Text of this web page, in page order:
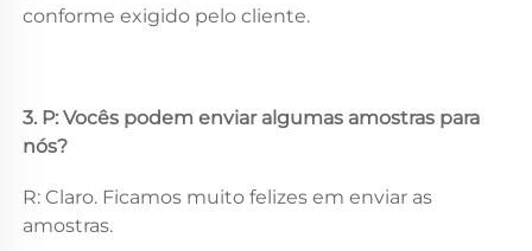
conforme exigido pelo cliente.
3. P: Vocês podem enviar algumas amostras para
nós?
R: Claro. Ficamos muito felizes em enviar as
amostras.